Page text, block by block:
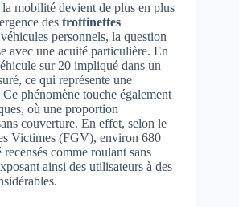
mobilité devient de plus en plus
des trottinettes
personnels, la question
avec une acuité particulière. En
sur 20 impliqué dans un
ce qui représente une
phénomène touche également
où une proportion
couverture. En effet, selon le
Victimes (FGV), environ 680
comme roulant sans
ainsi des utilisateurs à des